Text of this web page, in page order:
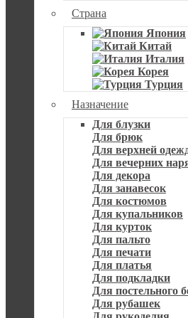
Страна
Япония
Китай
Италия
Корея
Турция
Назначение
Для блузки
Для брюк
Для верхней
Для вечерних
Для декора
Для занавесок
Для костюмов
Для купальников
Для курток
Для пальто
Для печати
Для платья
Для подкладки
Для постельного
Для рубашек